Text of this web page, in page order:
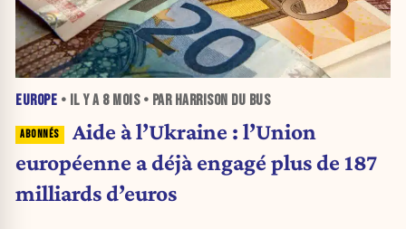
EUROPE • IL Y A 8 MOIS• PAR HARRISON DU BUS
Aide à l’Ukraine : l’Union
européenne a déjà engagé plus de 187
milliards d’euros